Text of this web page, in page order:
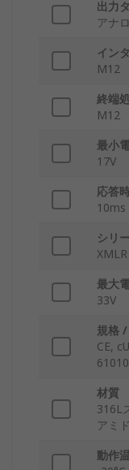
出力
アナ
イン
M12
終端
M12
最小
17V
応答
10ms
シリ
XMLR
最大
33V
規格
CE,
材質
316L
アミド
動作